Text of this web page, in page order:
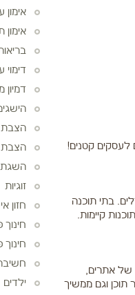
לעסקים קטנים!
בתי תוכנה
קיימות.
של אתרים,
וגם ממשיך
אימון
דימוי
דמיון
הצבת
הצבת
זוגיות
חזון
חינוך
חינוך
ילדים